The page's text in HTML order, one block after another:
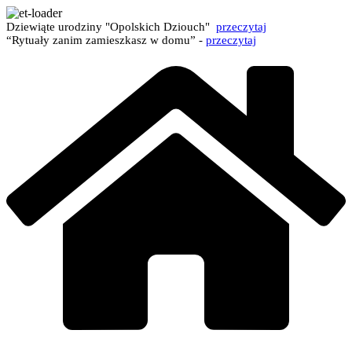
Dziewiąte urodziny "Opolskich Dziouch" przeczytaj
“Rytuały zanim zamieszkasz w domu” - przeczytaj